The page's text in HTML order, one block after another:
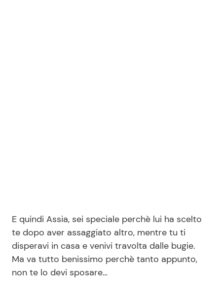
E quindi Assia, sei speciale perchè lui ha scelto
te dopo aver assaggiato altro, mentre tu ti
disperavi in casa e venivi travolta dalle bugie.
Ma va tutto benissimo perchè tanto appunto,
non te lo devi sposare…